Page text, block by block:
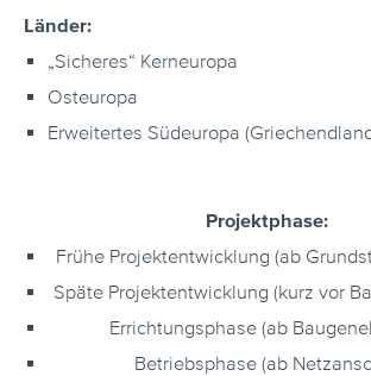
Länder:
„Sicheres“ Kerneuropa
Osteuropa
Erweitertes Südeuropa
Projektphase:
Frühe Projektentwicklung (ab
Späte Projektentwicklung (kurz vor
Errichtungsphase (ab
Betriebsphase (ab